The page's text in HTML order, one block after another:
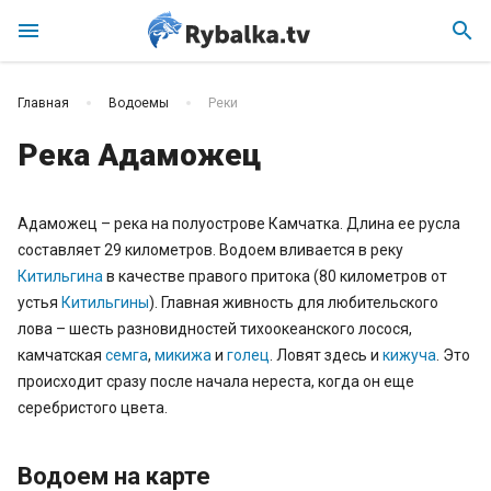
menu search
Главная Водоемы Реки
Река Адаможец
Адаможец – река на полуострове Камчатка. Длина ее русла
составляет 29 километров. Водоем вливается в реку
Китильгина в качестве правого притока (80 километров от
устья Китильгины). Главная живность для любительского
лова – шесть разновидностей тихоокеанского лосося,
камчатская семга, микижа и голец . Ловят здесь и кижуча . Это
происходит сразу после начала нереста, когда он еще
серебристого цвета.
Водоем на карте